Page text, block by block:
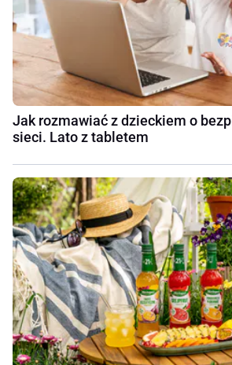
Jak rozmawiać z dzieckiem o
sieci. Lato z tabletem